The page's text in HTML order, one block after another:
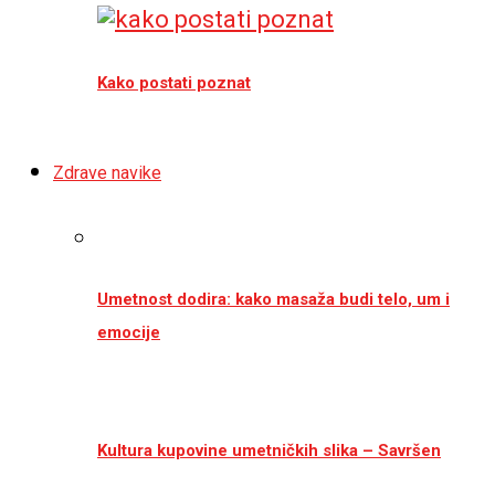
Kako postati poznat
Zdrave navike
Umetnost dodira: kako masaža budi telo, um i
emocije
Kultura kupovine umetničkih slika – Savršen